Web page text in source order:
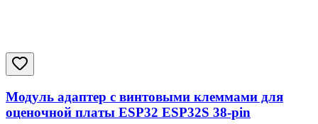
Модуль адаптер с винтовыми клеммами для
оценочной платы ESP32 ESP32S 38-pin